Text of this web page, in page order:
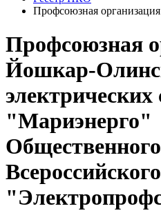
Профсоюзная
Профсоюзная
Йошкар-
"Мариэнерго"
Всероссийского